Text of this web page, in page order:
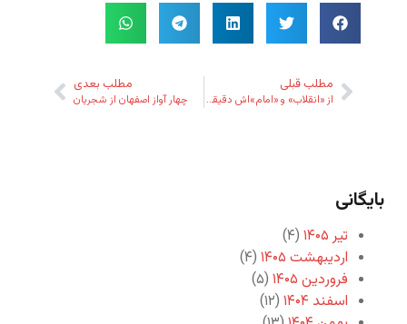
مطلب قبلی
از «انقلاب» و «امام»اش دقیقاً چه باقی مانده است؟
مطلب بعدی
چهار آواز اصفهان از شجریان
بایگانی
تیر ۱۴۰۵
(۴)
اردیبهشت ۱۴۰۵
(۴)
فروردین ۱۴۰۵
(۵)
اسفند ۱۴۰۴
(۱۲)